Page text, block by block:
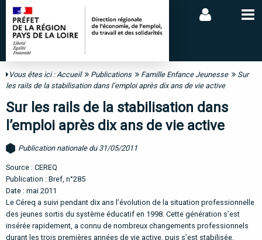
Vous êtes ici :Accueil Publications Famille Enfance Jeunesse
Sur
les rails de la stabilisation dans l’emploi après dix ans de vie active
Sur les rails de la stabilisation dans
l’emploi après dix ans de vie active
Publication nationale du 31/05/2011
Source : CEREQ
Publication : Bref, n°285
Date : mai 2011
Le Céreq a suivi pendant dix ans l’évolution de la situation professionnelle
des jeunes sortis du système éducatif en 1998. Cette génération s’est
insérée rapidement, a connu de nombreux changements professionnels
durant les trois premières années de vie active, puis s’est stabilisée.